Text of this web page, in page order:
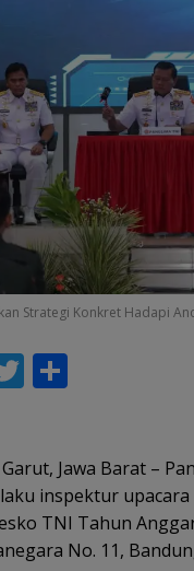
Strategi Konkret Hadapi
T
er e
Garut, Jawa Barat –
inspektur
TNI Tahun
No. 11,